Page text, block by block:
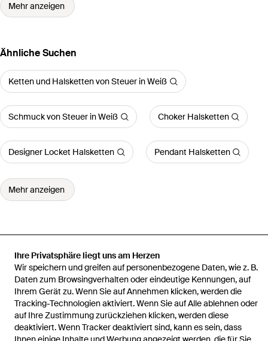
Ihre Privatsphäre liegt uns am Herzen
Wir speichern und greifen auf personenbezogene Daten, wie z. B.
Daten zum Browsingverhalten oder eindeutige Kennungen, auf
Ihrem Gerät zu. Wenn Sie auf Annehmen klicken, werden die
Tracking-Technologien aktiviert. Wenn Sie auf Alle ablehnen oder
auf Ihre Zustimmung zurückziehen klicken, werden diese
deaktiviert. Wenn Tracker deaktiviert sind, kann es sein, dass
Mehr anzeigen
Ähnliche Suchen
Ketten und Halsketten von Steuer in Weiß
Schmuck von Steuer in Weiß Choker Halsketten
Designer Locket Halsketten Pendant Halsketten
Mehr anzeigen
Startseite Damen Ketten und Halsketten
Ohrringe Metall 40+6,0Cm Glanz Glasstein Rot
Hilfe und Informationen